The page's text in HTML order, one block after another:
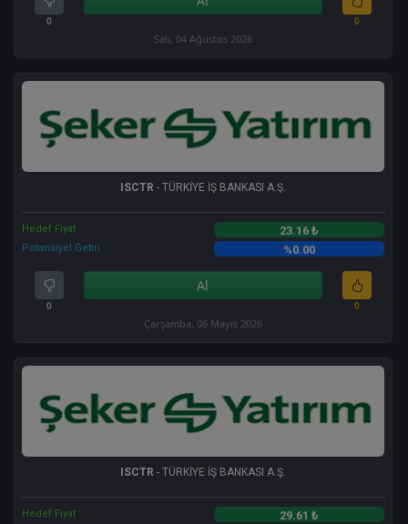
0 0
Salı, 04 Ağustos 2026
ISCTR - TÜRKİYE İŞ BANKASI A.Ş.
Hedef Fiyat 23.16 ₺
Potansiyel Getiri %0.00
0
Al
0
Çarşamba, 06 Mayıs 2026
ISCTR - TÜRKİYE İŞ BANKASI A.Ş.
Hedef Fiyat 29.61 ₺